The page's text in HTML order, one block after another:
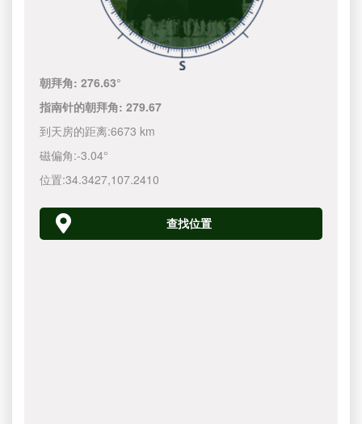
朝拜角:276.63°
指南针的朝拜角:279.67
到天房的距离:6673 km
磁偏角:-3.04°
位置:34.3427,107.2410
查找位置